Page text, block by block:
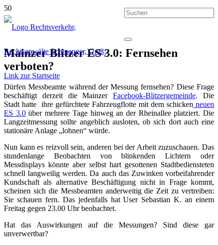
Mainzer Blitzer ES 3.0: Fernsehen
verboten?
Dürfen Messbeamte während der Messung fernsehen? Diese Frage
beschäftigt derzeit die MainzerFacebook-Blitzergemeinde. Die
Stadt hatte ihre gefürchtete Fahrzeugflotte mit dem schicken neuen
ES 3.0über mehrere Tage hinweg an der Rheinallee platziert. Die
Langzeitmessung sollte angeblich ausloten, ob sich dort auch eine
stationäre Anlage „lohnen“ würde.
Nun kann es reizvoll sein, anderen bei der Arbeit zuzuschauen. Das
stundenlange Beobachten von blinkenden Lichtern oder
Messdisplays könnte aber selbst hart gesottenen Stadtbediensteten
schnell langweilig werden. Da auch das Zuwinken vorbeifahrender
Kundschaft als alternative Beschäftigung nicht in Frage kommt,
scheinen sich die Messbeamten anderweitig die Zeit zu vertreiben:
Sie schauen fern. Das jedenfalls hat User Sebastian K. an einem
Freitag gegen 23.00 Uhr beobachtet.
Hat das Auswirkungen auf die Messungen? Sind diese gar
unverwertbar?